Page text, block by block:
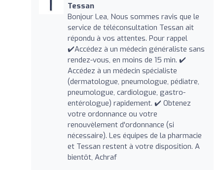
Tessan
Bonjour Lea, Nous sommes ravis que le
service de téléconsultation Tessan ait
répondu à vos attentes. Pour rappel
✔️Accédez à un médecin généraliste sans
rendez-vous, en moins de 15 min. ✔️
Accédez à un médecin spécialiste
(dermatologue, pneumologue, pédiatre,
pneumologue, cardiologue, gastro-
entérologue) rapidement. ✔️ Obtenez
votre ordonnance ou votre
renouvèlement d'ordonnance (si
nécessaire). Les équipes de la pharmacie
et Tessan restent à votre disposition. A
bientôt, Achraf